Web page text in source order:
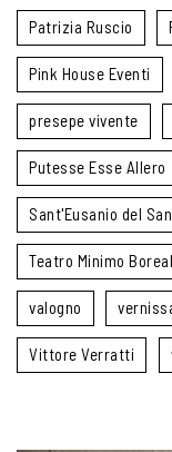
Patrizia Ruscio
Pink House Eventi
presepe vivente
Putesse Esse Allero
Sant'Eusanio del
Teatro Minimo
valogno
Vittore Verratti